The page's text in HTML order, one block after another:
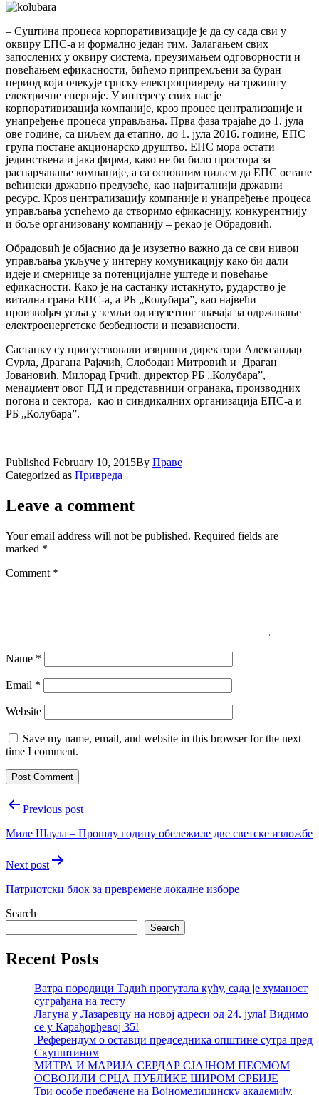
– Суштина процеса корпоративизациjе jе да су сада сви у
оквиру ЕПС-а и формално jедан тим. Залагањем свих
запослених у оквиру система, преузимањем одговорности и
повећањем ефикасности, бићемо припремљени за буран
период коjи очекуjе српску електропривреду на тржишту
електричне енергиjе. У интересу свих нас jе
корпоративизациjа компаниjе, кроз процес централизациjе и
унапређење процеса управљања. Прва фаза траjаће до 1. jула
ове године, са циљем да етапно, до 1. jула 2016. године, ЕПС
група постане акционарско друштво. ЕПС мора остати
jединствена и jака фирма, како не би било простора за
распарчавање компаниjе, а са основним циљем да ЕПС остане
већински државно предузеће, као наjвиталниjи државни
ресурс. Кроз централизациjу компаниjе и унапређење процеса
управљања успећемо да створимо ефикасниjу, конкурентниjу
и боље организовану компаниjу – рекао jе Обрадовић.
Обрадовић jе обjаснио да jе изузетно важно да се сви нивои
управљања укључе у интерну комуникациjу како би дали
идеjе и смернице за потенциjалне уштеде и повећање
ефикасности. Како jе на састанку истакнуто, рударство jе
витална грана ЕПС-а, а РБ „Колубара”, као наjвећи
произвођач угља у земљи од изузетног значаjа за одржавање
електроенергетске безбедности и независности.
Састанку су присуствовали извршни директори Александар
Сурла, Драгана Раjачић, Слободан Митровић и Драган
Јовановић, Милорад Грчић, директор РБ „Колубара”,
менаџмент овог ПД и представници огранака, производних
погона и сектора, као и синдикалних организациjа ЕПС-а и
РБ „Колубара”.
Published February 10, 2015By Праве
Categorized as Привреда
Leave a comment
Your email address will not be published. Required fields are
marked *
Comment *
Name *
Email *
Website
Save my name, email, and website in this browser for the next
time I comment.
PostPrevious post
Миле Шаула – Прошлу годину обележиле две светске изложбе
Next post
Патриотски блок за превремене локалне изборе
Search
Search
Recent Posts
Ватра породици Тадић прогутала кућу, сада је хуманост
суграђана на тесту
Лагуна у Лазаревцу на новој адреси од 24. јула! Видимо
се у Карађорђевој 35!
Референдум о оставци председника општине сутра пред
Скупштином
МИТРА И МАРИЈА СЕРДАР СЈАЈНОМ ПЕСМОМ
ОСВОЈИЛИ СРЦА ПУБЛИКЕ ШИРОМ СРБИЈЕ
Три особе пребачене на Војномедицинску академију,